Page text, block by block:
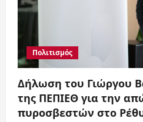
Πολιτισμός
Δήλωση του Γιώργου
της ΠΕΠΙΕΘ για την
πυροσβεστών στο